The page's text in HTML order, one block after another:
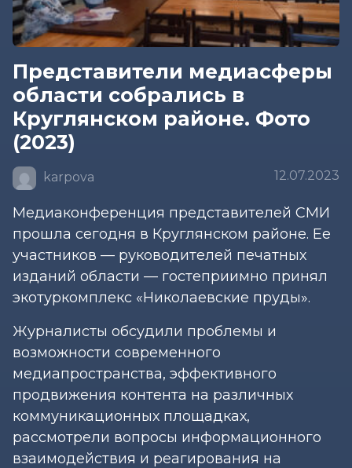
Представители медиасферы
области собрались в
Круглянском районе. Фото
(2023)
karpova 12.07.2023
Медиаконференция представителей СМИ
прошла сегодня в Круглянском районе. Ее
участников — руководителей печатных
изданий области — гостеприимно принял
экотуркомплекс «Николаевские пруды».
Журналисты обсудили проблемы и
возможности современного
медиапространства, эффективного
продвижения контента на различных
коммуникационных площадках,
рассмотрели вопросы информационного
взаимодействия и реагирования на